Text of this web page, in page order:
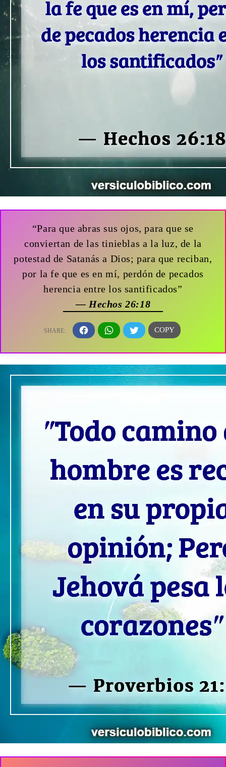
“Para que abras sus ojos, para que se
conviertan de las tinieblas a la luz, de la
potestad de Satanás a Dios; para que reciban,
por la fe que es en mí, perdón de pecados
herencia entre los santificados”
— Hechos 26:18